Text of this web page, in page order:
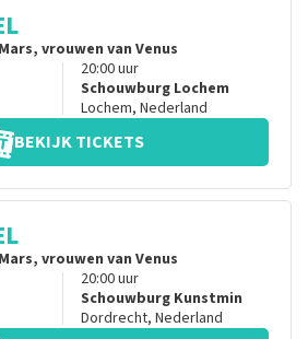
vrouwen van Venus
20:00uur
Schouwburg Lochem
Lochem, Nederland
BEKIJK TICKETS
vrouwen van Venus
20:00uur
Schouwburg Kunstmin
Dordrecht, Nederland